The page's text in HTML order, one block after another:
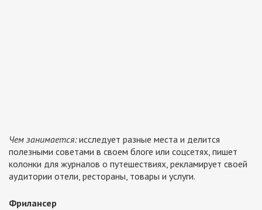
Чем занимается:исследует разные места и делится
полезными советами в своем блоге или соцсетях, пишет
колонки для журналов о путешествиях, рекламирует своей
аудитории отели, рестораны, товары и услуги.
Фрилансер